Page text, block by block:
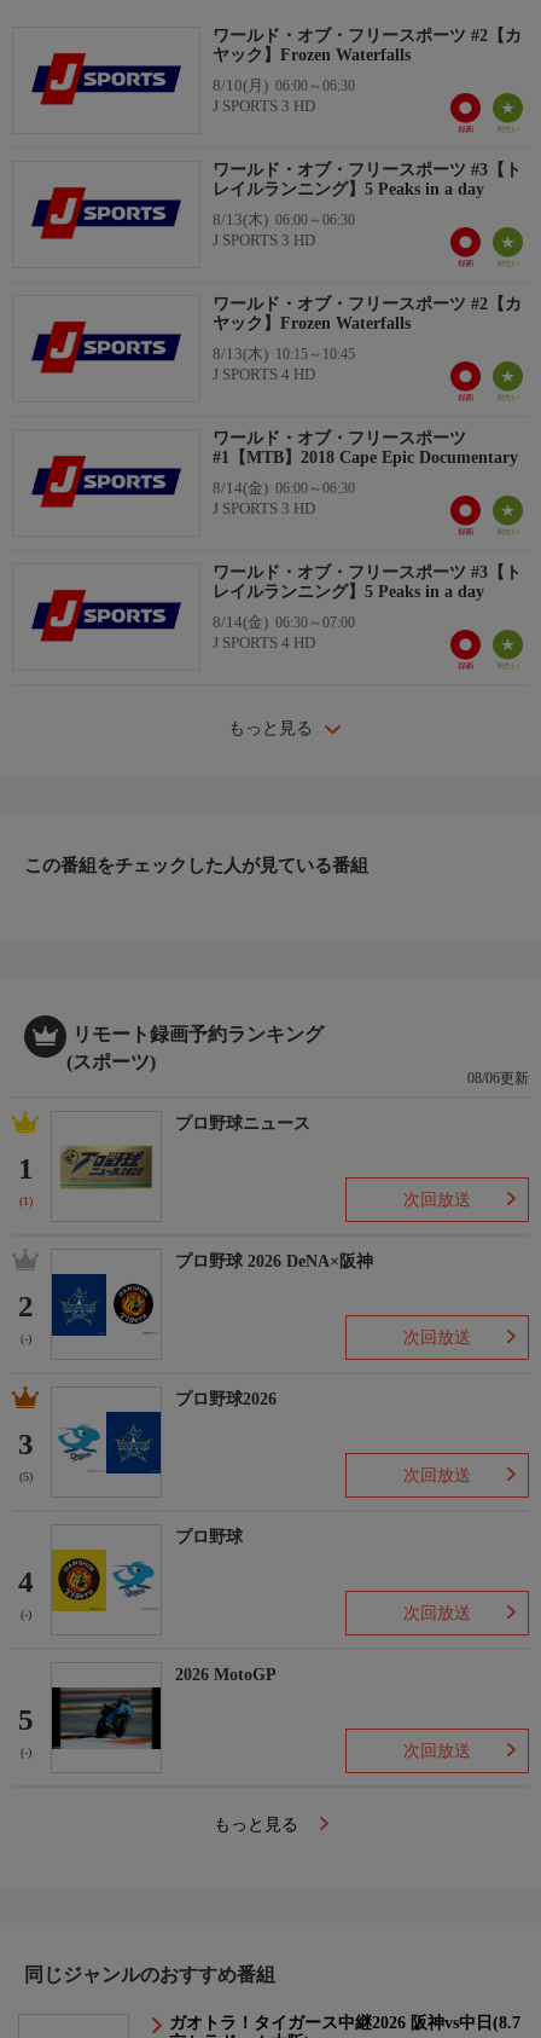
ワールド・オブ・フリースポーツ #2【カ
ヤック】Frozen Waterfalls
8/10(月) 06:00～06:30
J SPORTS 3 HD
ワールド・オブ・フリースポーツ #3【ト
レイルランニング】5 Peaks in a day
8/13(木) 06:00～06:30
J SPORTS 3 HD
ワールド・オブ・フリースポーツ #2【カ
ヤック】Frozen Waterfalls
8/13(木) 10:15～10:45
J SPORTS 4 HD
ワールド・オブ・フリースポーツ
#1【MTB】2018 Cape Epic Documentary
8/14(金) 06:00～06:30
J SPORTS 3 HD
ワールド・オブ・フリースポーツ #3【ト
レイルランニング】5 Peaks in a day
8/14(金) 06:30～07:00
J SPORTS 4 HD
もっと見る
この番組をチェックした人が見ている番組
リモート録画予約ランキング
(スポーツ)
08/06更新
1
(1)
プロ野球ニュース
次回放送
2
(-)
プロ野球 2026 DeNA×阪神
次回放送
3
(5)
プロ野球2026
次回放送
4
(-)
プロ野球
次回放送
5
(-)
2026 MotoGP
次回放送
もっと見る
同じジャンルのおすすめ番組
ガオトラ！タイガース中継2026 阪神vs中日(8.7